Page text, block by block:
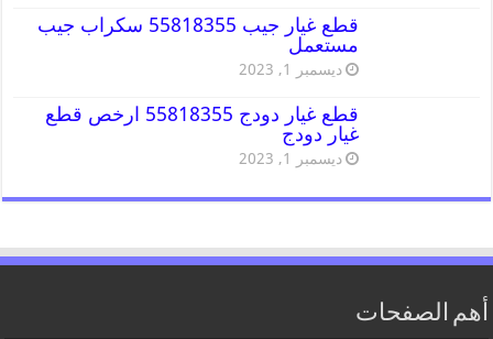
قطع غيار جيب 55818355 سكراب جيب
مستعمل
ديسمبر 1, 2023
قطع غيار دودج 55818355 ارخص قطع
غيار دودج
ديسمبر 1, 2023
أهم الصفحات